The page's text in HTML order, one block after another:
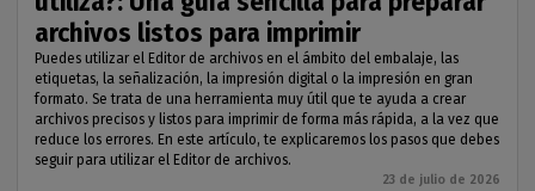
archivos listos para imprimir
Puedes utilizar el Editor de archivos en el ámbito del embalaje, las
etiquetas, la señalización, la impresión digital o la impresión en gran
formato. Se trata de una herramienta muy útil que te ayuda a crear
archivos precisos y listos para imprimir de forma más rápida, a la vez que
reduce los errores. En este artículo, te explicaremos los pasos que debes
seguir para utilizar el Editor de archivos.
23 de julio de 2026